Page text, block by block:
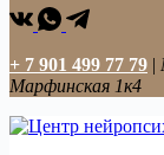
+ 7 901 499 77 79 |
Марфинская 1к4